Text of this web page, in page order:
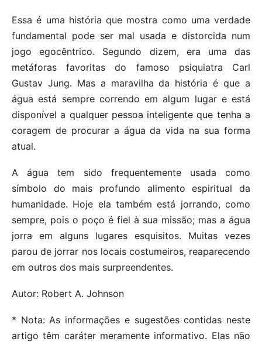
Essa é uma história que mostra como uma verdade
fundamental pode ser mal usada e distorcida num
jogo egocêntrico. Segundo dizem, era uma das
metáforas favoritas do famoso psiquiatra Carl
Gustav Jung. Mas a maravilha da história é que a
água está sempre correndo em algum lugar e está
disponível a qualquer pessoa inteligente que tenha a
coragem de procurar a água da vida na sua forma
atual.
A água tem sido frequentemente usada como
símbolo do mais profundo alimento espiritual da
humanidade. Hoje ela também está jorrando, como
sempre, pois o poço é fiel à sua missão; mas a água
jorra em alguns lugares esquisitos. Muitas vezes
parou de jorrar nos locais costumeiros, reaparecendo
em outros dos mais surpreendentes.
Autor: Robert A. Johnson
* Nota: As informações e sugestões contidas neste
artigo têm caráter meramente informativo. Elas não